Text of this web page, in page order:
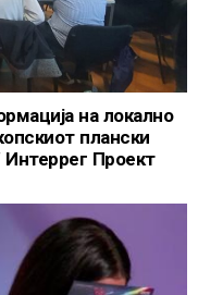
на локално
плански
Интеррег Проект